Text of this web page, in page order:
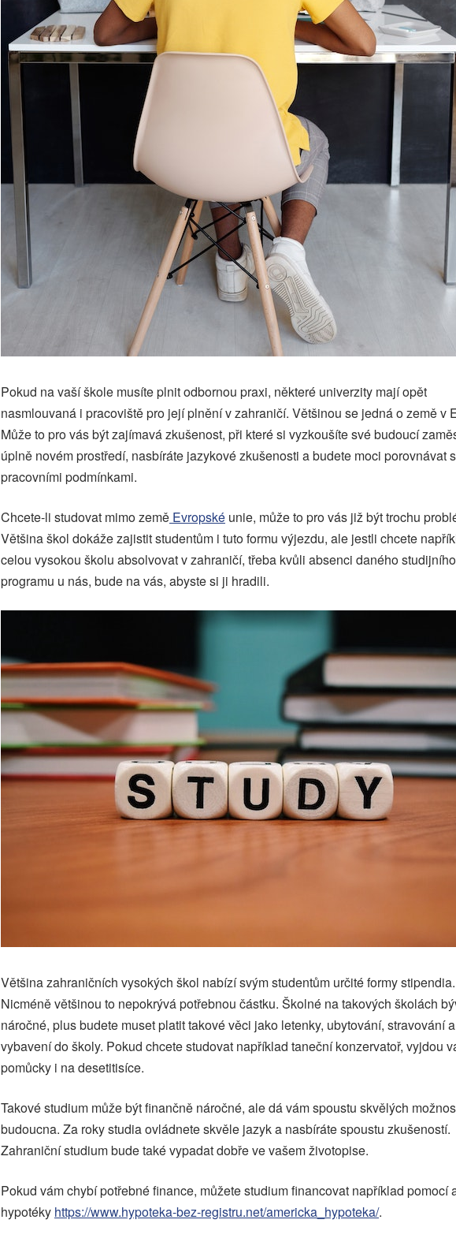
Pokud na vaší škole musíte plnit odbornou praxi, některé univerzity mají opět
nasmlouvaná i pracoviště pro její plnění v zahraničí. Většinou se jedná o země v
Může to pro vás být zajímavá zkušenost, při které si vyzkoušíte své budoucí
úplně novém prostředí, nasbíráte jazykové zkušenosti a budete moci porovnávat
pracovními podmínkami.
Chcete-li studovat mimo země Evropské unie, může to pro vás již být trochu
Většina škol dokáže zajistit studentům i tuto formu výjezdu, ale jestli chcete
celou vysokou školu absolvovat v zahraničí, třeba kvůli absenci daného studijního
programu u nás, bude na vás, abyste si ji hradili.
Většina zahraničních vysokých škol nabízí svým studentům určité formy stipendia.
Nicméně většinou to nepokrývá potřebnou částku. Školné na takových školách
náročné, plus budete muset platit takové věci jako letenky, ubytování, stravování
vybavení do školy. Pokud chcete studovat například taneční konzervatoř, vyjdou
pomůcky i na desetitisíce.
Takové studium může být finančně náročné, ale dá vám spoustu skvělých
budoucna. Za roky studia ovládnete skvěle jazyk a nasbíráte spoustu zkušeností.
Zahraniční studium bude také vypadat dobře ve vašem životopise.
Pokud vám chybí potřebné finance, můžete studium financovat například pomocí
hypotéky https://www.hypoteka-bez-registru.net/americka_hypoteka/.